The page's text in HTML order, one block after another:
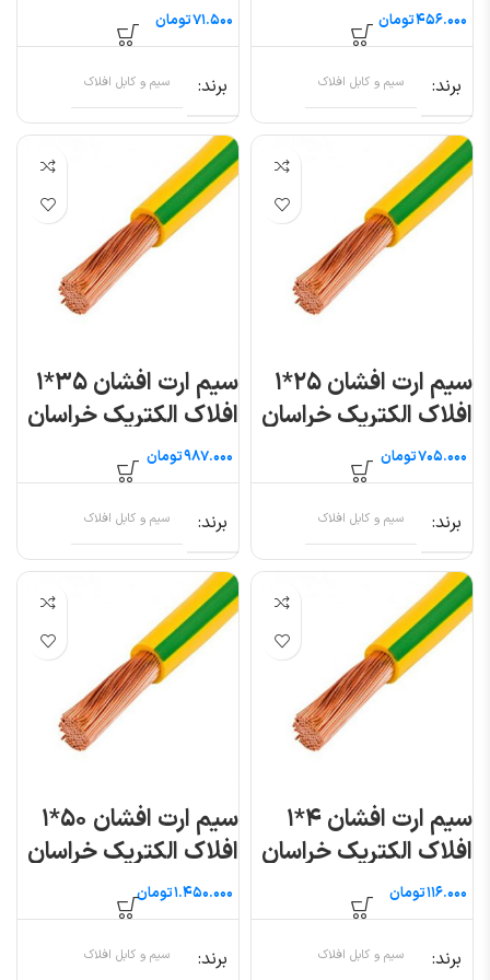
تومان
برند سیم و کابل افلاک
(متری)
تومان
برند سیم و کابل افلاک
سیم ارت افشان ۲۵*۱
افلاک الکتریک خراسان
تومان
برند سیم و کابل افلاک
سیم ارت افشان ۳۵*۱
افلاک الکتریک خراسان
تومان
برند سیم و کابل افلاک
سیم ارت افشان ۴*۱
افلاک الکتریک خراسان
(متری)
تومان
برند سیم و کابل افلاک
سیم ارت افشان ۵۰*۱
افلاک الکتریک خراسان
تومان
برند سیم و کابل افلاک